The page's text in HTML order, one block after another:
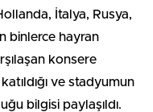
İtalya, Rusya,
binlerce hayran
konsere
ve stadyumun
bilgisi paylaşıldı.